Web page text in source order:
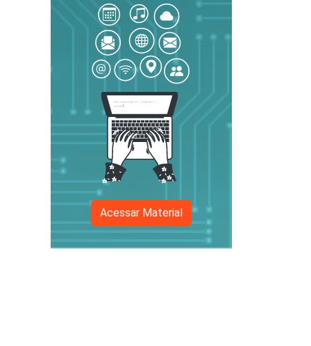
Acessar Material